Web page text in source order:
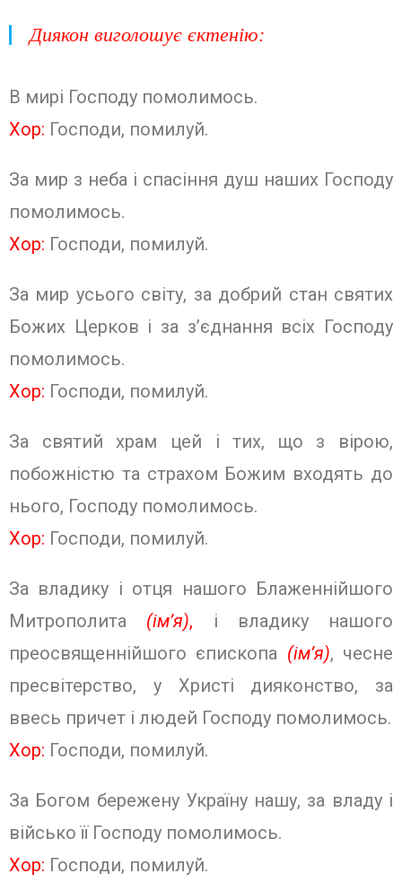
Диякон виголошує єктенію:
В мирі Господу помолимось.
Хор: Господи, помилуй.
За мир з неба і спасіння душ наших Господу
помолимось.
Хор: Господи, помилуй.
За мир усього світу, за добрий стан святих
Божих Церков і за з’єднання всіх Господу
помолимось.
Хор: Господи, помилуй.
За святий храм цей і тих, що з вірою,
побожністю та страхом Божим входять до
нього, Господу помолимось.
Хор: Господи, помилуй.
За владику і отця нашого Блаженнійшого
Митрополита (ім’я), і владику нашого
преосвященнійшого єпископа (ім’я), чесне
пресвітерство, у Христі дияконство, за
ввесь причет і людей Господу помолимось.
Хор: Господи, помилуй.
За Богом бережену Україну нашу, за владу і
військо її Господу помолимось.
Хор: Господи, помилуй.